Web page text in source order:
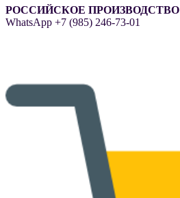
РОССИЙСКОЕ ПРОИЗВОДСТВО
WhatsApp +7 (985) 246-73-01